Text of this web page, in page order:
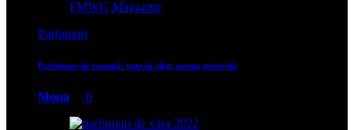
Parfumuri
Parfumuri de toamnă: cum să alegi aroma potrivită
Mona 0